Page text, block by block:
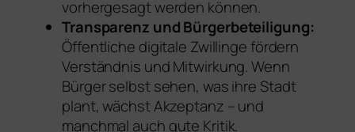
vorhergesagt werden können.
Transparenz und Bürgerbeteiligung:
Öffentliche digitale Zwillinge fördern
Verständnis und Mitwirkung. Wenn
Bürger selbst sehen, was ihre Stadt
plant, wächst Akzeptanz – und
manchmal auch gute Kritik.